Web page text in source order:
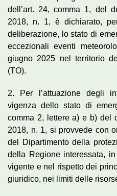
dell’art. 24, comma 1, del
2018, n. 1, è dichiarato,
deliberazione, lo stato di
eccezionali eventi
giugno 2025 nel territorio
(TO).
2. Per l’attuazione degli
vigenza dello stato di
comma 2, lettere a) e b) del
2018, n. 1, si provvede con
del Dipartimento della
della Regione interessata,
vigente e nel rispetto dei
giuridico, nei limiti delle